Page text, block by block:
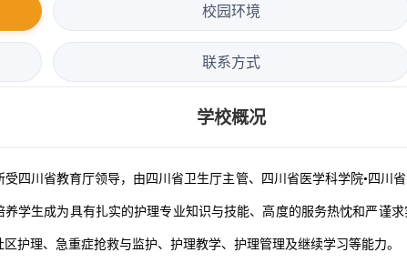
校园环境
联系方式
学校概况
川省教育厅领导，由四川省卫生厅主管、四川省医学科学院•四川
学生成为具有扎实的护理专业知识与技能、高度的服务热忱和严谨
护理、急重症抢救与监护、护理教学、护理管理及继续学习等能力。